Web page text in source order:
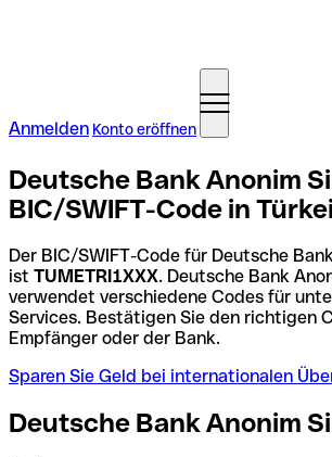
Anmelden Konto eröffnen
Deutsche Bank Anonim
BIC/SWIFT-Code in Türkei
Der BIC/SWIFT-Code für Deutsche
ist TUMETRI1XXX. Deutsche Bank
verwendet verschiedene Codes für
Services. Bestätigen Sie den richtigen
Empfänger oder der Bank.
Sparen Sie Geld bei internationalen
Deutsche Bank Anonim